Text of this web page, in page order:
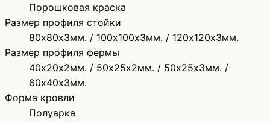
Порошковая краска
Размер профиля стойки
80х80х3мм. / 100х100х3мм. / 120х120х3мм.
Размер профиля фермы
40х20х2мм. / 50х25х2мм. / 50х25х3мм. /
60х40х3мм.
Форма кровли
Полуарка